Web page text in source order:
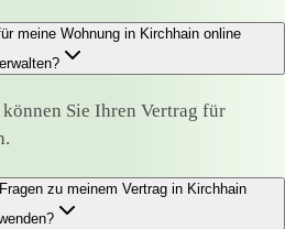
meine Wohnung in Kirchhain online
Sie Ihren Vertrag für
zu meinem Vertrag in Kirchhain